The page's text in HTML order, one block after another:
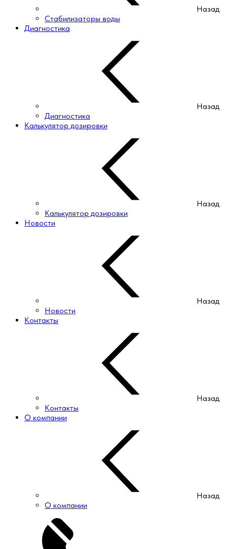
Назад
Стабилизаторы воды
Диагностика
Назад
Диагностика
Калькулятор дозировки
Назад
Калькулятор дозировки
Новости
Назад
Новости
Контакты
Назад
Контакты
О компании
Назад
О компании